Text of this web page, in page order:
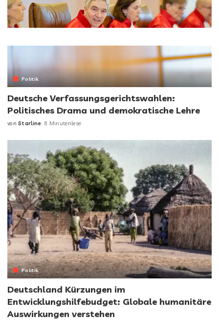
Politik
Deutsche Verfassungsgerichtswahlen:
Politisches Drama und demokratische Lehre
von Starline 8 Minutenlese
Politik
Deutschland Kürzungen im
Entwicklungshilfebudget: Globale humanitäre
Auswirkungen verstehen